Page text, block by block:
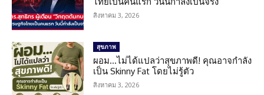
สิงหาคม 3, 2026
สุขภาพ
ผอม…ไม่ได้แปลว่าสุขภาพดี! คุณอาจกำลัง
เป็น Skinny Fat โดยไม่รู้ตัว
สิงหาคม 3, 2026